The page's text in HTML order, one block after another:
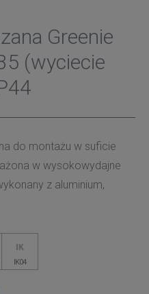
Greenie
(wyciecie
do montażu w suficie
w wysokowydajne
z aluminium,
IK04